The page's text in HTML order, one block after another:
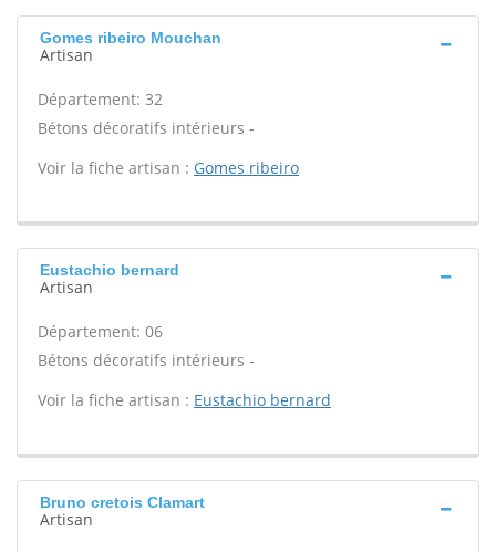
Gomes ribeiro Mouchan
Artisan
Département: 32
Bétons décoratifs intérieurs -
Voir la fiche artisan : Gomes ribeiro
Eustachio bernard
Artisan
Département: 06
Bétons décoratifs intérieurs -
Voir la fiche artisan : Eustachio bernard
Bruno cretois Clamart
Artisan